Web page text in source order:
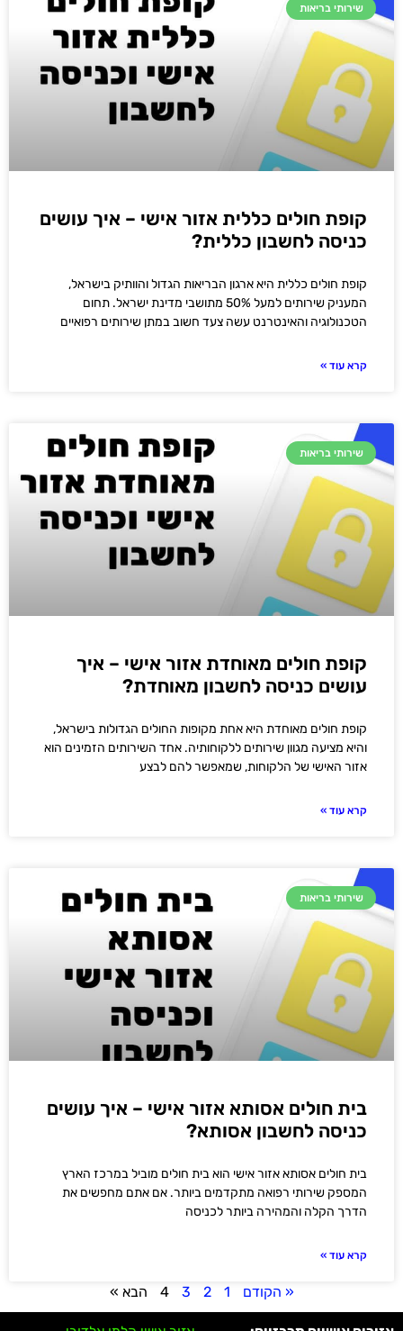
שירותי בריאות
קופת חולים כללית אזור אישי – איך עושים
כניסה לחשבון כללית?
קופת חולים כללית היא ארגון הבריאות הגדול והוותיק בישראל,
המעניק שירותים למעל 50% מתושבי מדינת ישראל. תחום
הטכנולוגיה והאינטרנט עשה צעד חשוב במתן שירותים רפואיים
קרא עוד »
שירותי בריאות
קופת חולים מאוחדת אזור אישי – איך
עושים כניסה לחשבון מאוחדת?
קופת חולים מאוחדת היא אחת מקופות החולים הגדולות בישראל,
והיא מציעה מגוון שירותים ללקוחותיה. אחד השירותים הזמינים הוא
אזור האישי של הלקוחות, שמאפשר להם לבצע
קרא עוד »
שירותי בריאות
בית חולים אסותא אזור אישי – איך עושים
כניסה לחשבון אסותא?
בית חולים אסותא אזור אישי הוא בית חולים מוביל במרכז הארץ
המספק שירותי רפואה מתקדמים ביותר. אם אתם מחפשים את
הדרך הקלה והמהירה ביותר לכניסה
קרא עוד »
« הקודם 1
2
3
4 הבא »